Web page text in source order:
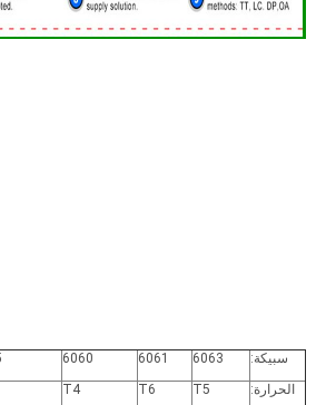
سبيكة: 6063
6061
6060
الحرارة:
T5
T6
T4